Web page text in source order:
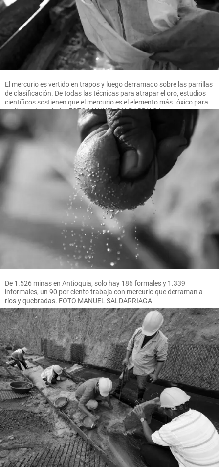
El mercurio es vertido en trapos y luego derramado sobre las parrillas
de clasificación. De todas las técnicas para atrapar el oro, estudios
científicos sostienen que el mercurio es el elemento más tóxico para
realizar este trabajo. FOTO MANUEL SALDARRIAGA
De 1.526 minas en Antioquia, solo hay 186 formales y 1.339
informales, un 90 por ciento trabaja con mercurio que derraman a
ríos y quebradas. FOTO MANUEL SALDARRIAGA